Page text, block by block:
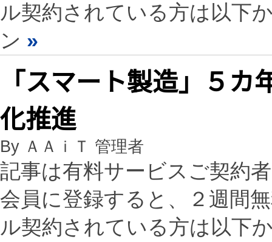
ル契約されている方は以下
ン »
「スマート製造」５
化推進
By ＡＡｉＴ 管理者
記事は有料サービスご契約
会員に登録すると、２週間
ル契約されている方は以下